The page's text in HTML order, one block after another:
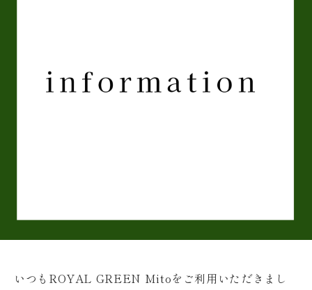
いつもROYAL GREEN Mitoをご利用いただきまし